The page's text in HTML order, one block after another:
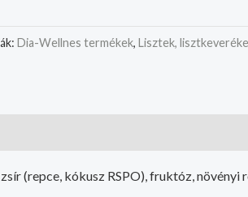
Dia-Wellnes termékek, Lisztek,
zsír (repce, kókusz RSPO), fruktóz, növényi